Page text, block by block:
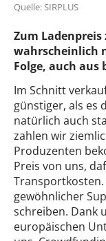
Quelle: SIRPLUS
Zum
wahrscheinlich
Folge, auch aus
Im Schnitt
günstiger, als es
natürlich auch
zahlen wir
Produzenten
Preis von uns,
gewöhnlicher
schreiben. Dank
europäischen